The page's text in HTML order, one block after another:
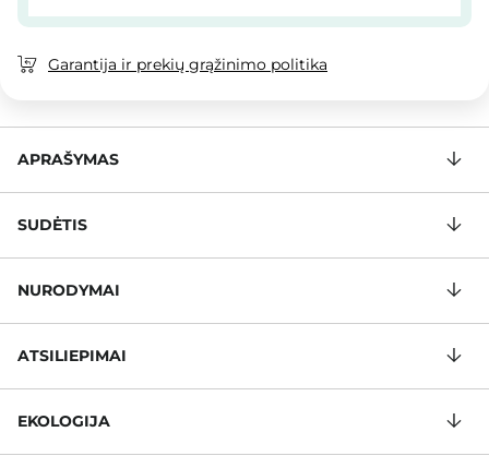
Garantija ir prekių grąžinimo politika
APRAŠYMAS
SUDĖTIS
NURODYMAI
ATSILIEPIMAI
EKOLOGIJA